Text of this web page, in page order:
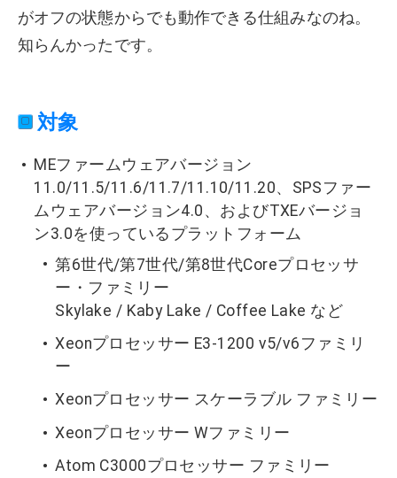
がオフの状態からでも動作できる仕組みなのね。
知らんかったです。
対象
MEファームウェアバージョン
11.0/11.5/11.6/11.7/11.10/11.20、SPSファー
ムウェアバージョン4.0、およびTXEバージョ
ン3.0を使っているプラットフォーム
第6世代/第7世代/第8世代Coreプロセッサ
ー・ファミリー
Skylake / Kaby Lake / Coffee Lake など
Xeonプロセッサー E3-1200 v5/v6ファミリ
ー
Xeonプロセッサー スケーラブル ファミリー
Xeonプロセッサー Wファミリー
Atom C3000プロセッサー ファミリー